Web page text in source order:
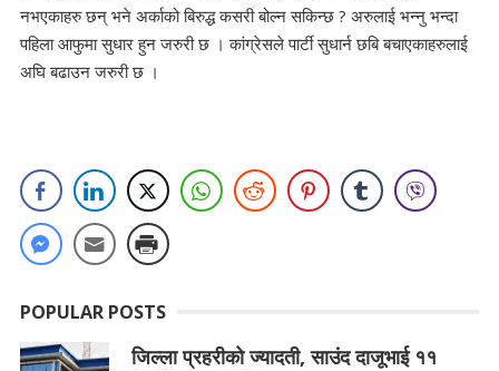
नभएकाहरु छन् भने अर्काको बिरुद्ध कसरी बोल्न सकिन्छ ? अरुलाई भन्नु भन्दा
पहिला आफुमा सुधार हुन जरुरी छ । कांग्रेसले पार्टी सुधार्न छबि बचाएकाहरुलाई
अघि बढाउन जरुरी छ ।
POPULAR POSTS
जिल्ला प्रहरीको ज्यादती, साउंद दाजूभाई ११